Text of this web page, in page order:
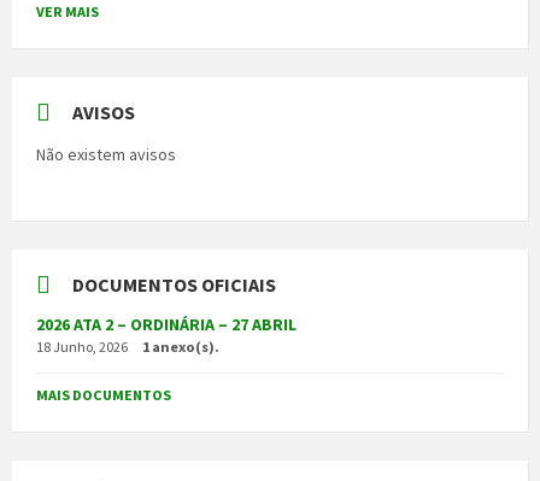
VER MAIS
AVISOS
Não existem avisos
DOCUMENTOS OFICIAIS
2026 ATA 2 – ORDINÁRIA – 27 ABRIL
18 Junho, 2026 1 anexo(s).
MAIS DOCUMENTOS